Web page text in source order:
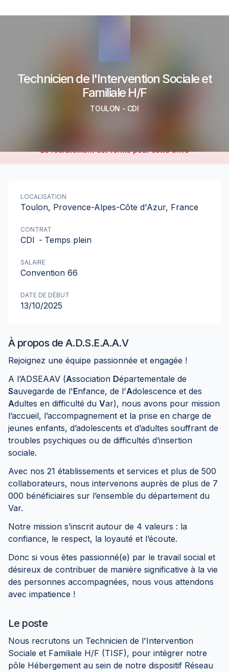
Technicien de l'Intervention Sociale et
Familiale H/F
TOULON - CDI
Le recrutement est fermé pour cette offre
À propos de A.D.S.E.A.A.V
Rejoignez une équipe passionnée et engagée !
A l’ADSEAAV (Association Départementale de
Sauvegarde de l'Enfance, de l'Adolescence et des
Adultes en difficulté du Var), nous avons pour mission
l’accueil, l’accompagnement et la prise en charge de
jeunes enfants, d’adolescents et d’adultes souffrant de
troubles psychiques ou de difficultés d’insertion
sociale.
Avec nos 21 établissements et services et plus de 500
collaborateurs, nous intervenons auprès de plus de 7
000 bénéficiaires sur l’ensemble du département du
Var.
Notre mission s’inscrit autour de 4 valeurs : la
confiance, le respect, la loyauté et l’écoute.
Donc si vous êtes passionné(e) par le travail social et
désireux de contribuer de manière significative à la vie
des personnes accompagnées, nous vous attendons
avec impatience !
Le poste
Nous recrutons un Technicien de l'Intervention
Sociale et Familiale H/F (TISF), pour intégrer notre
pôle Hébergement au sein de notre dispositif Réseau
LOCALISATION
Toulon, Provence-Alpes-Côte d'Azur, France
CONTRAT
CDI - Temps plein
SALAIRE
Convention 66
DATE DE DÉBUT
13/10/2025